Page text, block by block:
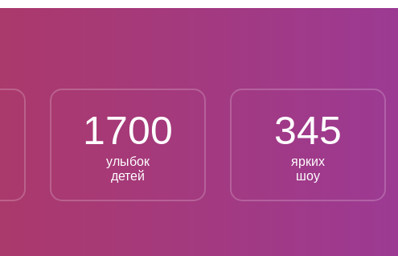
1700
улыбок
детей
345
ярких
шоу